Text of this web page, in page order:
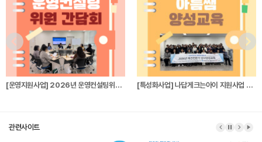
[운영지원사업] 2026년 운영컨설팅위원 간… [특성화사업] 나답게크는아이 지원사업 파견전…
관련사이트